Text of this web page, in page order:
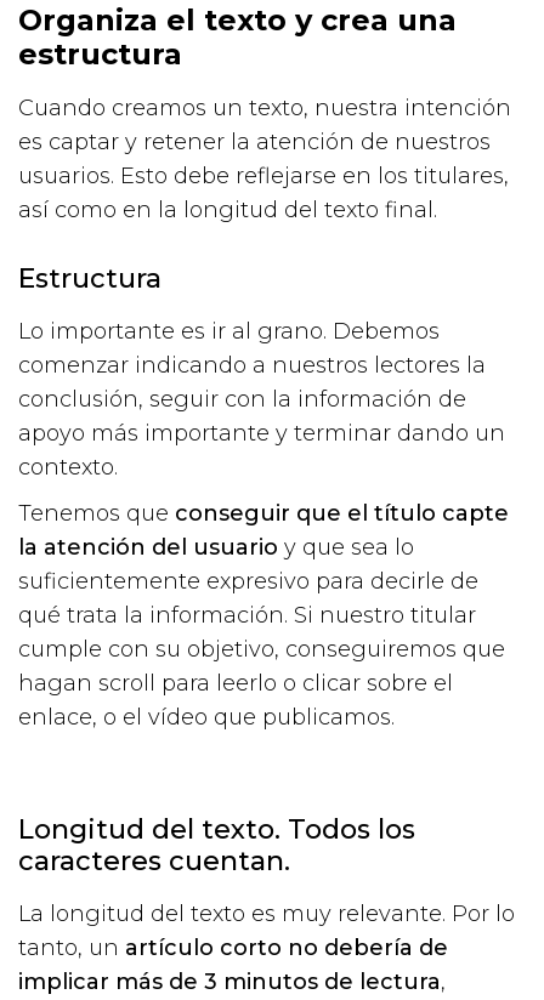
Organiza el texto y crea una
estructura
Cuando creamos un texto, nuestra intención
es captar y retener la atención de nuestros
usuarios. Esto debe reflejarse en los titulares,
así como en la longitud del texto final.
Estructura
Lo importante es ir al grano. Debemos
comenzar indicando a nuestros lectores la
conclusión, seguir con la información de
apoyo más importante y terminar dando un
contexto.
Tenemos que conseguir que el título capte
la atención del usuario y que sea lo
suficientemente expresivo para decirle de
qué trata la información. Si nuestro titular
cumple con su objetivo, conseguiremos que
hagan scroll para leerlo o clicar sobre el
enlace, o el vídeo que publicamos.
Longitud del texto. Todos los
caracteres cuentan.
La longitud del texto es muy relevante. Por lo
tanto, un artículo corto no debería de
implicar más de 3 minutos de lectura,